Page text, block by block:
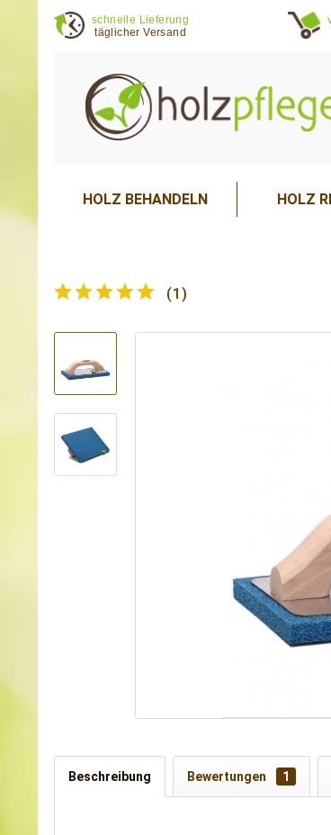
schnelle Lieferung
täglicher Versand
HOLZ BEHANDELN HOLZ
(1 )
Beschreibung Bewertungen 1